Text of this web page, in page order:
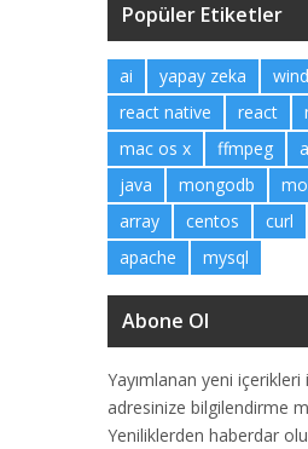
Popüler Etiketler
ai yapay zeka
react native
react
mac os x
ffmpeg
java
mongodb
array
centos curl
apache
mysql
Abone Ol
Yayımlanan yeni içerikleri
adresinize bilgilendirme
Yeniliklerden haberdar